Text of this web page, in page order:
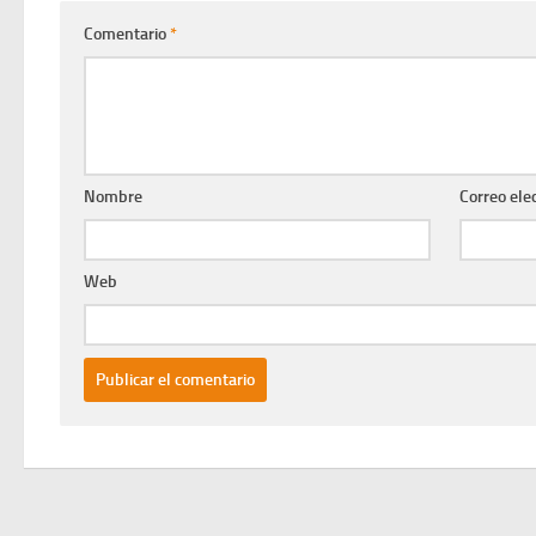
Comentario*
Nombre Correo
Web